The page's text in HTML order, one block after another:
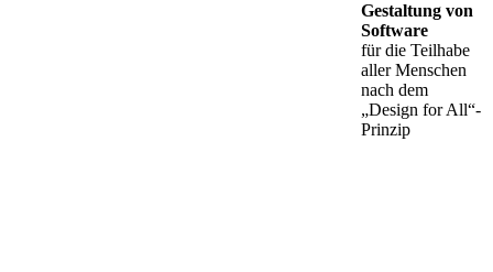
Gestaltung von
Software
für die Teilhabe
aller Menschen
nach dem
„Design for All“-
Prinzip